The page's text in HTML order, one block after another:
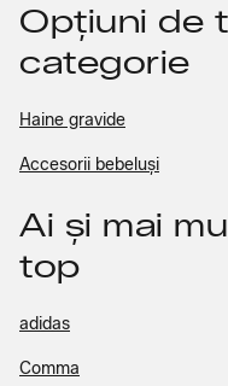
Opțiuni de
categorie
Haine gravide
Accesorii bebeluși
Ai și mai
top
adidas
Comma